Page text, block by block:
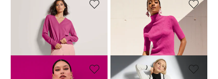
MADELEINE
Kasjmiertrui met geribde details
209,95 €
+5 Kleuren
99,95 €